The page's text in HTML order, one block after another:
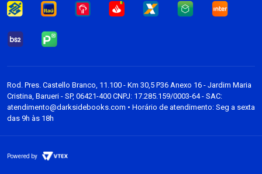
Rod. Pres. Castello Branco, 11.100 - Km 30,5 P36 Anexo 16 - Jardim Maria
Cristina, Barueri - SP, 06421-400 CNPJ: 17.285.159/0003-64 - SAC:
atendimento@darksidebooks.com • Horário de atendimento: Seg a sexta
das 9h às 18h
Powered by